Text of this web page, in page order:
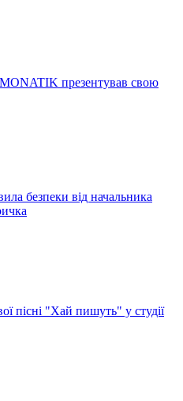
презентував свою
безпеки від начальника
пісні "Хай пишуть" у студії